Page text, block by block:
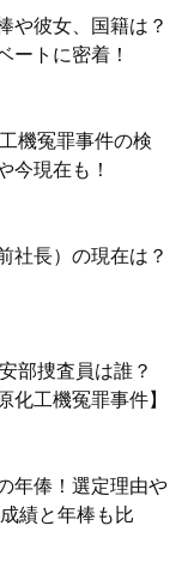
や彼女、国籍は？
ートに密着！
機冤罪事件の検
今現在も！
社長）の現在は？
部捜査員は誰？
化工機冤罪事件】
年俸！選定理由や
績と年棒も比